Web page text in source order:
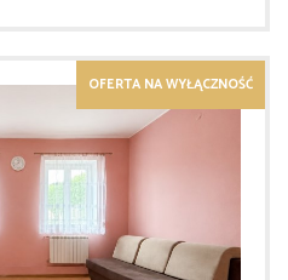
OFERTA NA WYŁĄCZNOŚĆ